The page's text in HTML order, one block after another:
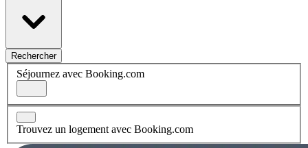
Rechercher
Séjournez avec Booking.com
Trouvez un logement avec Booking.com